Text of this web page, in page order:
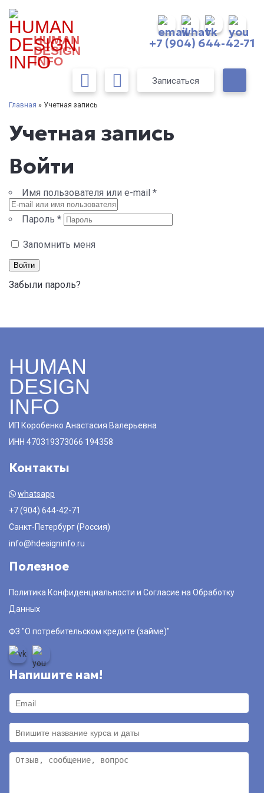
HUMAN
DESIGN
INFO
+7 (904) 644-42-71
Записаться
Главная » Учетная запись
Учетная запись
Войти
Имя пользователя или e-mail *
Пароль *
Запомнить меня
Войти
Забыли пароль?
HUMAN
DESIGN
INFO
ИП Коробенко Анастасия Валерьевна
ИНН 470319373066 194358
Контакты
whatsapp
+7 (904) 644-42-71
Санкт-Петербург (Россия)
info@hdesigninfo.ru
Полезное
Политика Конфиденциальности и Согласие на Обработку
Данных
ФЗ "О потребительском кредите (займе)"
Напишите нам!